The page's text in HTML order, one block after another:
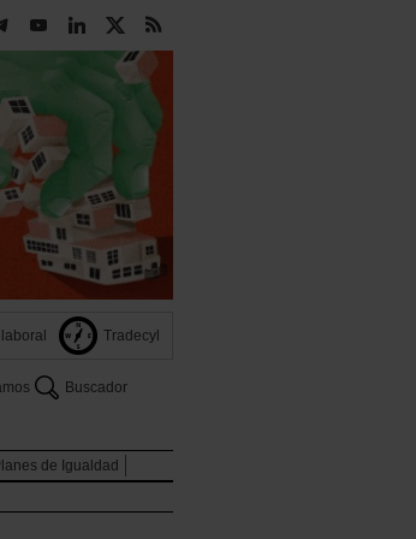
Tradecyl
Buscador
de Igualdad